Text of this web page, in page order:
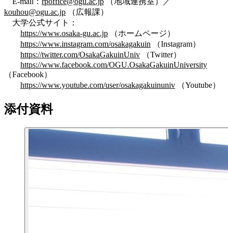
kouhou@ogu.ac.jp （広報課）
大学公式サイト：
https://www.osaka-gu.ac.jp （ホームページ）
https://www.instagram.com/osakagakuin （Instagram）
https://twitter.com/OsakaGakuinUniv （Twitter）
https://www.facebook.com/OGU.OsakaGakuinUniversity
（Facebook）
https://www.youtube.com/user/osakagakuinuniv （Youtube）
添付資料